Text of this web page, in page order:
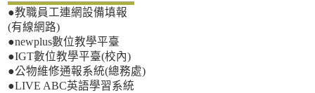
●教職員工連網設備填報
(有線網路)
●newplus數位教學平臺
●IGT數位教學平臺(校內)
●公物維修通報系統(總務處)
●LIVE ABC英語學習系統